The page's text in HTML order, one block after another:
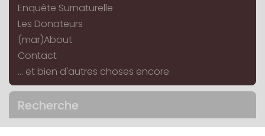
Enquête Surnaturelle
Les Donateurs
(mar)About
Contact
... et bien d'autres choses encore
Recherche